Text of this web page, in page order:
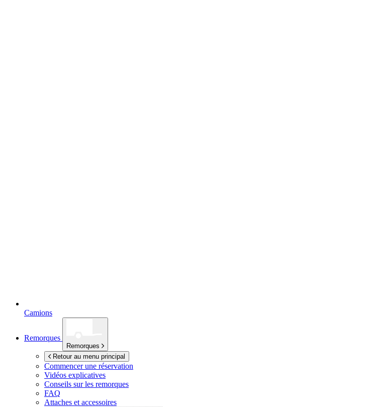
Camions
Remorques
Remorques
Retour au menu principal
Commencer une réservation
Vidéos explicatives
Conseils sur les remorques
FAQ
Attaches et accessoires